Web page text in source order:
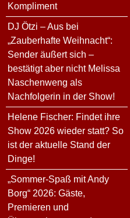
Kompliment
DJ Ötzi – Aus bei
„Zauberhafte Weihnacht“:
Sender äußert sich –
bestätigt aber nicht Melissa
Naschenweng als
Nachfolgerin in der Show!
Helene Fischer: Findet ihre
Show 2026 wieder statt? So
ist der aktuelle Stand der
Dinge!
„Sommer-Spaß mit Andy
Borg“ 2026: Gäste,
Premieren und